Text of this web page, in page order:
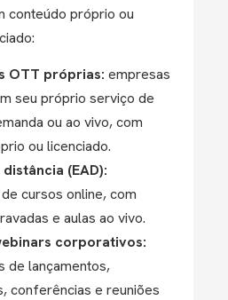
conteúdo próprio ou
OTT próprias: empresas
seu próprio serviço de
ou ao vivo, com
ou licenciado.
(EAD):
cursos online, com
e aulas ao vivo.
corporativos:
de lançamentos,
conferências e reuniões